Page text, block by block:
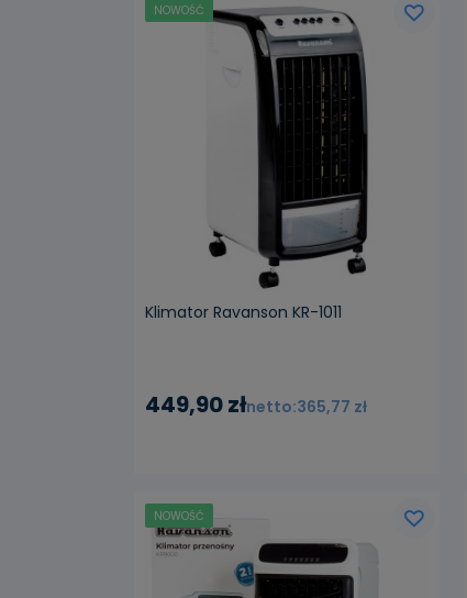
Klimator Ravanson KR-1011
449,90 zł 365,77 zł
powiadom o dostępności
NOWOŚĆ
NOWOŚĆ